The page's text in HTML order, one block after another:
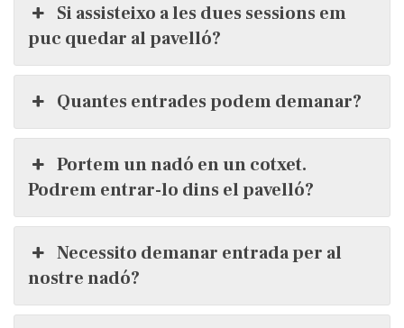
Si assisteixo a les dues sessions em
puc quedar al pavelló?
Quantes entrades podem demanar?
Portem un nadó en un cotxet.
Podrem entrar-lo dins el pavelló?
Necessito demanar entrada per al
nostre nadó?